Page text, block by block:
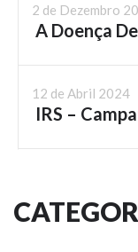
2 de Dezembro
A Doença
12 de Abril 2024
IRS –